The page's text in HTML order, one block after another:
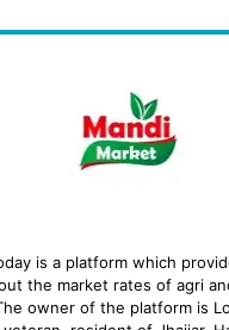
is a platform which
the market rates of agri
owner of the platform is